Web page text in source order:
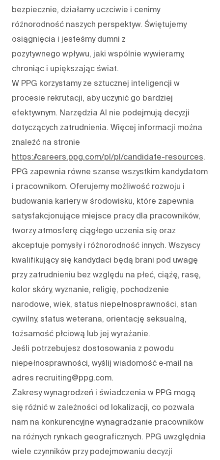
bezpiecznie, działamy uczciwie i cenimy
różnorodność naszych perspektyw. Świętujemy
osiągnięcia i jesteśmy dumni z
pozytywnego wpływu, jaki wspólnie wywieramy,
chroniąc i upiększając świat.
W PPG korzystamy ze sztucznej inteligencji w
procesie rekrutacji, aby uczynić go bardziej
efektywnym. Narzędzia AI nie podejmują decyzji
dotyczących zatrudnienia. Więcej informacji można
znaleźć na stronie
https://careers.ppg.com/pl/pl/candidate-resources.
PPG zapewnia równe szanse wszystkim kandydatom
i pracownikom. Oferujemy możliwość rozwoju i
budowania kariery w środowisku, które zapewnia
satysfakcjonujące miejsce pracy dla pracowników,
tworzy atmosferę ciągłego uczenia się oraz
akceptuje pomysły i różnorodność innych. Wszyscy
kwalifikujący się kandydaci będą brani pod uwagę
przy zatrudnieniu bez względu na płeć, ciążę, rasę,
kolor skóry, wyznanie, religię, pochodzenie
narodowe, wiek, status niepełnosprawności, stan
cywilny, status weterana, orientację seksualną,
tożsamość płciową lub jej wyrażanie.
Jeśli potrzebujesz dostosowania z powodu
niepełnosprawności, wyślij wiadomość e‑mail na
adres recruiting@ppg.com.
Zakresy wynagrodzeń i świadczenia w PPG mogą
się różnić w zależności od lokalizacji, co pozwala
nam na konkurencyjne wynagradzanie pracowników
na różnych rynkach geograficznych. PPG uwzględnia
wiele czynników przy podejmowaniu decyzji